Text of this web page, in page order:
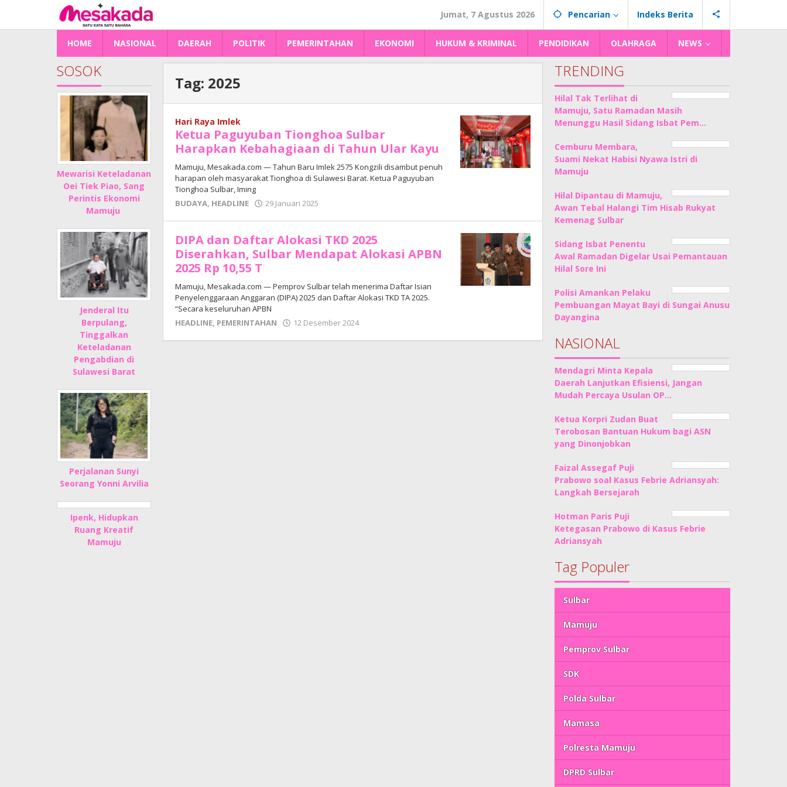
konten
Jumat, 7 Agustus 2026 Pencarian Indeks Berita
HOME NASIONAL DAERAH POLITIK PEMERINTAHAN EKONOMI HUKUM & KRIMINAL PENDIDIKAN OLAHRAGA NEWS
SOSOK
Mewarisi Keteladanan
Oei Tiek Piao, Sang
Perintis Ekonomi
Mamuju
Jenderal Itu
Berpulang,
Tinggalkan
Keteladanan
Pengabdian di
Sulawesi Barat
Perjalanan Sunyi
Seorang Yonni Arvilia
Ipenk, Hidupkan
Ruang Kreatif
Mamuju
Tag: 2025
Hari Raya Imlek
Ketua Paguyuban Tionghoa Sulbar
Harapkan Kebahagiaan di Tahun Ular Kayu
Mamuju, Mesakada.com — Tahun Baru Imlek 2575 Kongzili disambut penuh
harapan oleh masyarakat Tionghoa di Sulawesi Barat. Ketua Paguyuban
Tionghoa Sulbar, Iming
BUDAYA, HEADLINE 29 Januari 2025
Junaedi
Sholat
DIPA dan Daftar Alokasi TKD 2025
Diserahkan, Sulbar Mendapat Alokasi APBN
2025 Rp 10,55 T
Mamuju, Mesakada.com — Pemprov Sulbar telah menerima Daftar Isian
Penyelenggaraan Anggaran (DIPA) 2025 dan Daftar Alokasi TKD TA 2025.
“Secara keseluruhan APBN
HEADLINE, PEMERINTAHAN 12 Desember 2024
Junaedi
TRENDING
Hilal Tak Terlihat di
Mamuju, Satu Ramadan Masih
Menunggu Hasil Sidang Isbat Pem…
Cemburu Membara,
Suami Nekat Habisi Nyawa Istri di
Mamuju
Hilal Dipantau di Mamuju,
Awan Tebal Halangi Tim Hisab Rukyat
Kemenag Sulbar
Sidang Isbat Penentu
Awal Ramadan Digelar Usai Pemantauan
Hilal Sore Ini
Polisi Amankan Pelaku
Pembuangan Mayat Bayi di Sungai Anusu
Dayangina
NASIONAL
Mendagri Minta Kepala
Daerah Lanjutkan Efisiensi, Jangan
Mudah Percaya Usulan OP…
Ketua Korpri Zudan Buat
Terobosan Bantuan Hukum bagi ASN
yang Dinonjobkan
Faizal Assegaf Puji
Prabowo soal Kasus Febrie Adriansyah:
Langkah Bersejarah
Hotman Paris Puji
Ketegasan Prabowo di Kasus Febrie
Adriansyah
Tag Populer
Sulbar
Mamuju
Pemprov Sulbar
SDK
Polda Sulbar
Mamasa
Polresta Mamuju
DPRD Sulbar